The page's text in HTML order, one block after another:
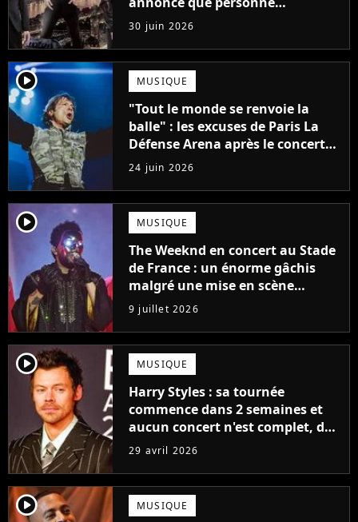
n'attendait
30 juin 2026
player2 MUSIQUE
"Tout le monde se renvoie la
balle" : les excuses de Paris La
Défense Arena après le concert
interrompu d'Iron Maiden ne
passent pas
24 juin 2026
player2 MUSIQUE
The Weeknd en concert au Stade
de France : un énorme gâchis
malgré une mise en scène
colossale
9 juillet 2026
player2 MUSIQUE
Harry Styles : sa tournée
commence dans 2 semaines et
aucun concert n'est complet, des
milliers de places disponibles
29 avril 2026
player2 MUSIQUE